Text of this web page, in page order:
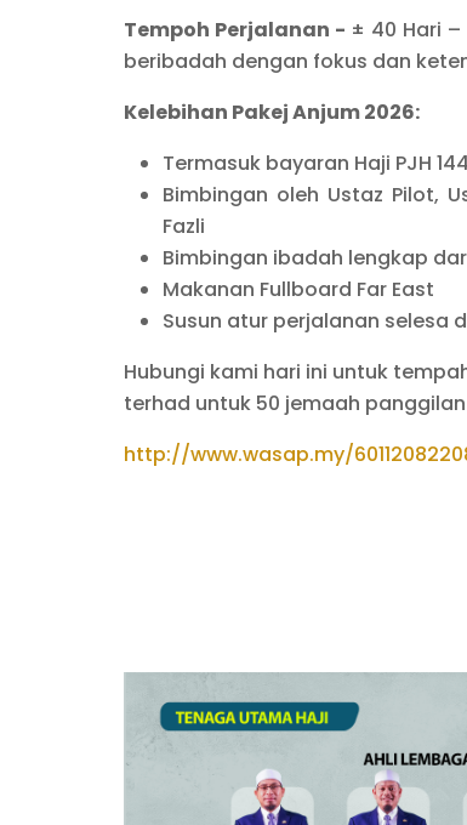
Tempoh Perjalanan - ± 40 Hari
beribadah dengan fokus dan
Kelebihan Pakej Anjum 2026:
Termasuk bayaran Haji PJH
Bimbingan oleh Ustaz Pilot,
Fazli
Bimbingan ibadah lengkap
Makanan Fullboard Far East
Susun atur perjalanan selesa
Hubungi kami hari ini untuk
terhad untuk 50 jemaah
http://www.wasap.my/